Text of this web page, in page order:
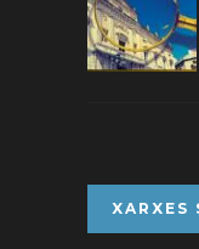
XARXES